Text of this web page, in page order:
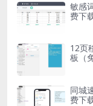
敏感
费下
12页
板（
同城
费下